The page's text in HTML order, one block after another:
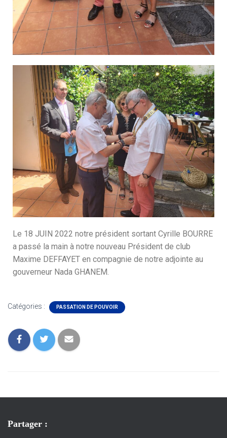
Le 18 JUIN 2022 notre président sortant Cyrille BOURRE
a passé la main à notre nouveau Président de club
Maxime DEFFAYET en compagnie de notre adjointe au
gouverneur Nada GHANEM.
Catégories : PASSATION DE POUVOIR
Partager :